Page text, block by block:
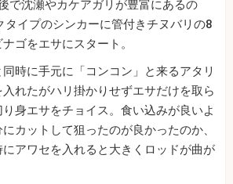
で沈瀬やカケアガリが豊富にあるの
タイプのシンカーに管付きチヌバリの8
ゴをエサにスタート。
時に手元に「コンコン」と来るアタリ
れたがハリ掛かりせずエサだけを取ら
身エサをチョイス。食い込みが良いよ
カットして狙ったのが良かったのか、
アワセを入れると大きくロッドが曲が